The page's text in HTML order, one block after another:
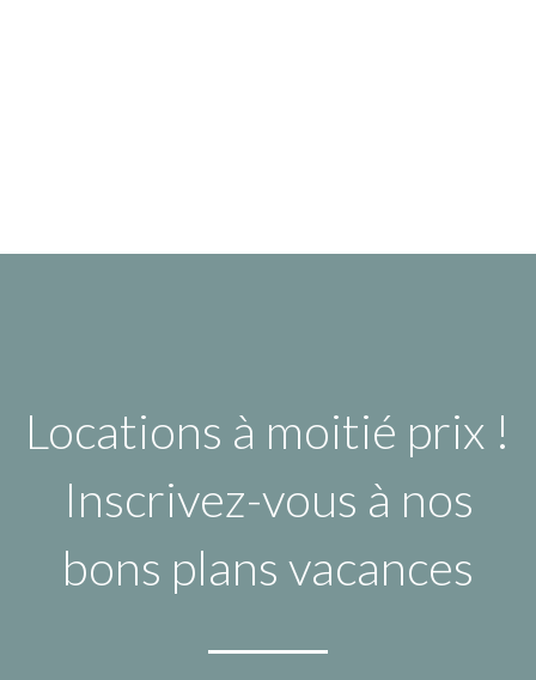
Locations à moitié prix !
Inscrivez-vous à nos
bons plans vacances